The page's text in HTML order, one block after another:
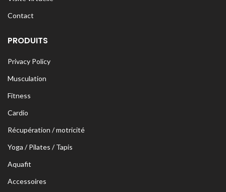
Contact
PRODUITS
Privacy Policy
Musculation
Fitness
Cardio
Récupération / motricité
Yoga / Pilates / Tapis
Aquafit
Accessoires